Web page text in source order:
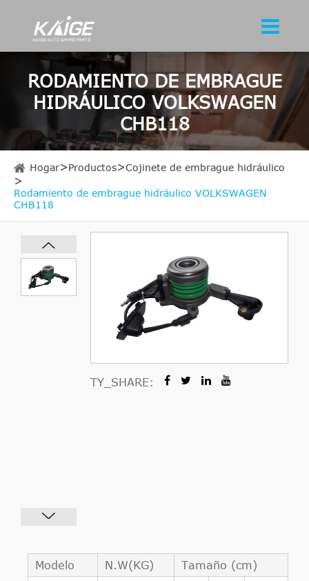
RODAMIENTO DE EMBRAGUE
HIDRÁULICO VOLKSWAGEN
CHB118
Hogar Productos Cojinete de embrague hidráulico
Rodamiento de embrague hidráulico VOLKSWAGEN
CHB118
TY_SHARE:
Modelo N.W(KG)
Tamaño (cm)